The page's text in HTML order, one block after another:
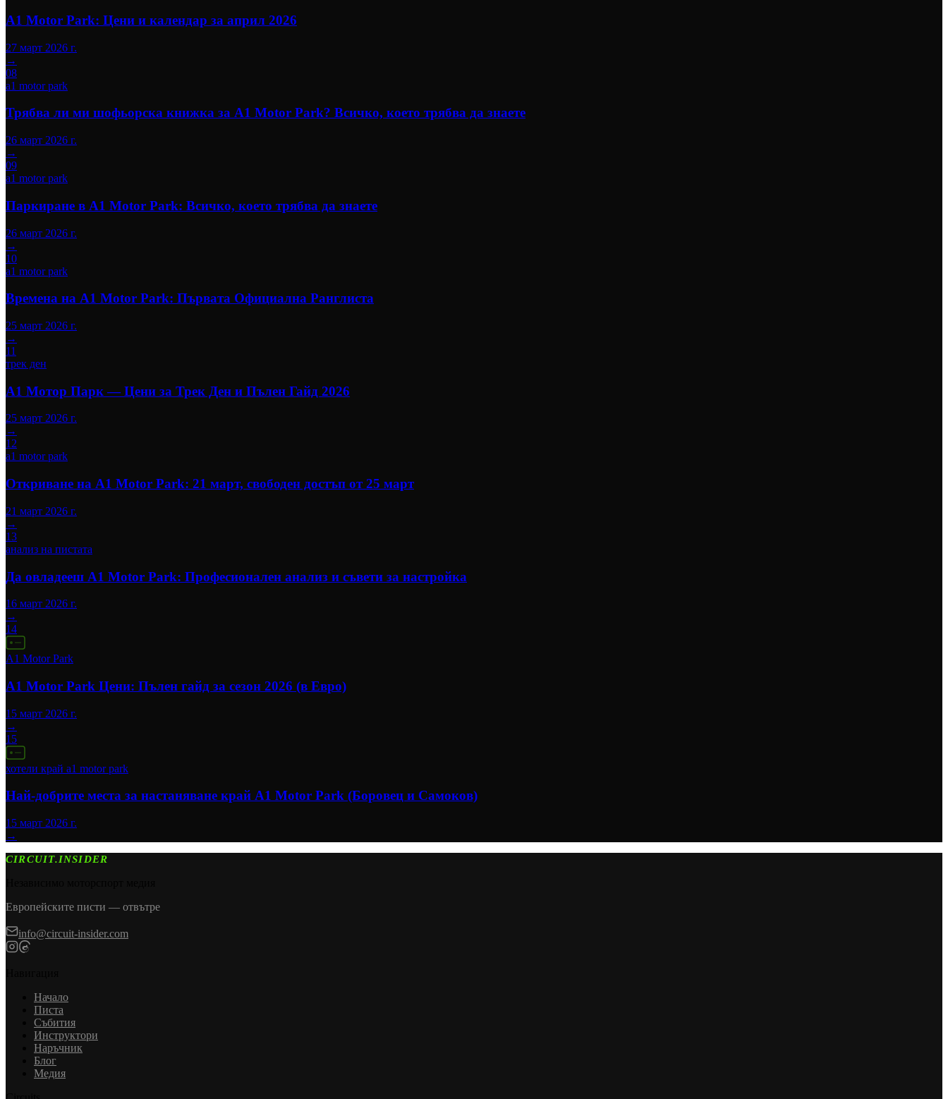
A1 Motor Park: Цени и календар за април 2026
27 март 2026 г.
→
08
a1 motor park
Трябва ли ми шофьорска книжка за A1 Motor Park? Всичко, което трябва да знаете
26 март 2026 г.
→
09
a1 motor park
Паркиране в A1 Motor Park: Всичко, което трябва да знаете
26 март 2026 г.
→
10
a1 motor park
Времена на A1 Motor Park: Първата Официална Ранглиста
25 март 2026 г.
→
11
трек ден
A1 Мотор Парк — Цени за Трек Ден и Пълен Гайд 2026
25 март 2026 г.
→
12
a1 motor park
Откриване на A1 Motor Park: 21 март, свободен достъп от 25 март
21 март 2026 г.
→
13
анализ на пистата
Да овладееш A1 Motor Park: Професионален анализ и съвети за настройка
16 март 2026 г.
→
14
A1 Motor Park
A1 Motor Park Цени: Пълен гайд за сезон 2026 (в Евро)
15 март 2026 г.
→
15
хотели край a1 motor park
Най-добрите места за настаняване край A1 Motor Park (Боровец и Самоков)
15 март 2026 г.
→
CIRCUIT.INSIDER
Европейските писти — отвътре
info@circuit-insider.com
Начало
Писта
Събития
Инструктори
Наръчник
Блог
Медия